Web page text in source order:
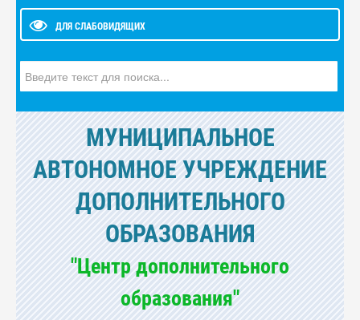
ДЛЯ СЛАБОВИДЯЩИХ
МУНИЦИПАЛЬНОЕ
АВТОНОМНОЕ УЧРЕЖДЕНИЕ
ДОПОЛНИТЕЛЬНОГО
ОБРАЗОВАНИЯ
"Центр дополнительного
образования"